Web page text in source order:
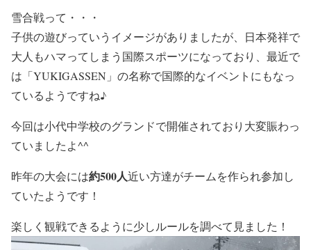
雪合戦って・・・
子供の遊びっていうイメージがありましたが、日本発祥で
大人もハマってしまう国際スポーツになっており、最近で
は「YUKIGASSEN」の名称で国際的なイベントにもなっ
ているようですね♪
今回は小代中学校のグランドで開催されており大変賑わっ
ていましたよ^^
昨年の大会には約500人近い方達がチームを作られ参加し
ていたようです！
楽しく観戦できるように少しルールを調べて見ました！